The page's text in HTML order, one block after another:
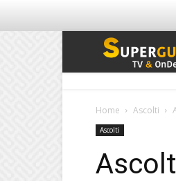
Home Ascolti
Ascolti